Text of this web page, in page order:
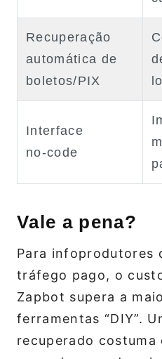
Recuperação
automática de
boletos/PIX
Interface
no‑code
Vale a pena?
Para infoprodutores
tráfego pago, o
Zapbot supera a
ferramentas “DIY”.
recuperado